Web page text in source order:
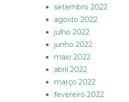
setembro 2022
agosto 2022
julho 2022
junho 2022
maio 2022
abril 2022
março 2022
fevereiro 2022